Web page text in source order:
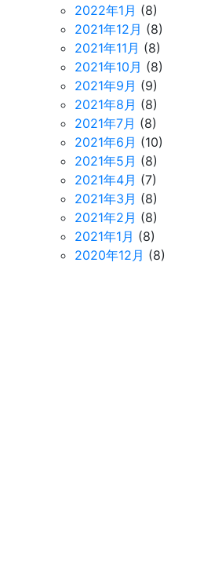
2022年1月 (8)
2021年12月 (8)
2021年11月 (8)
2021年10月 (8)
2021年9月 (9)
2021年8月 (8)
2021年7月 (8)
2021年6月 (10)
2021年5月 (8)
2021年4月 (7)
2021年3月 (8)
2021年2月 (8)
2021年1月 (8)
2020年12月 (8)